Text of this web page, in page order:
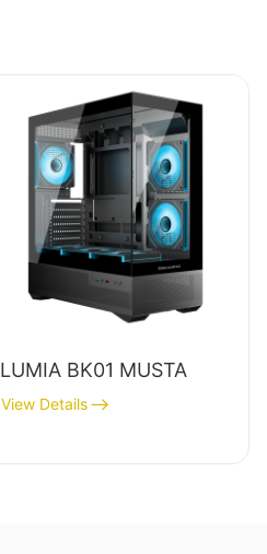
LUMIA BK01 MUSTA
View Details